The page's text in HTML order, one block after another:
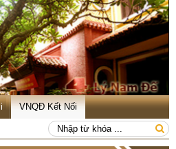
VNQĐ Kết Nối